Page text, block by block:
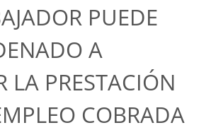
PUEDE
A
LA PRESTACIÓN
COBRADA